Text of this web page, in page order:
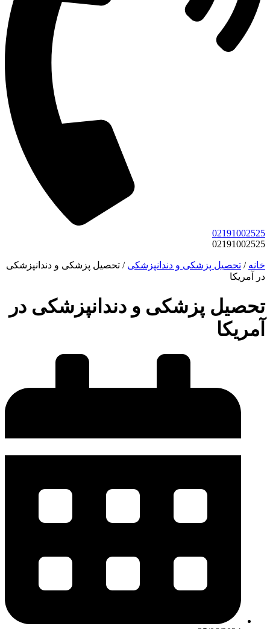
02191002525
02191002525
خانه / تحصیل پزشکی و دندانپزشکی / تحصیل پزشکی و دندانپزشکی
در آمریکا
تحصیل پزشکی و دندانپزشکی در
آمریکا